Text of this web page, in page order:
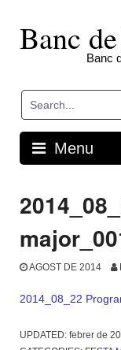
contentBanc
Banc
Menu
AGOST DE 2014
2014_08_22
UPDATED: febrer de